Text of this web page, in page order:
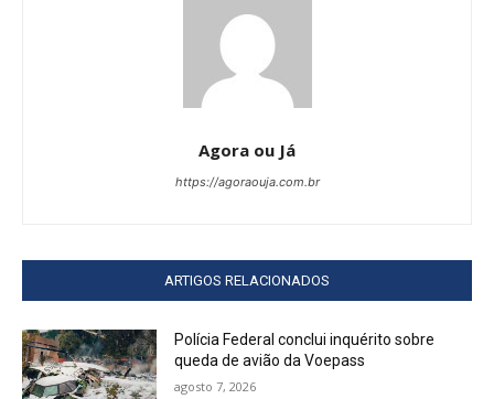
Agora ou Já
https://agoraouja.com.br
ARTIGOS RELACIONADOS
Polícia Federal conclui inquérito sobre
queda de avião da Voepass
agosto 7, 2026